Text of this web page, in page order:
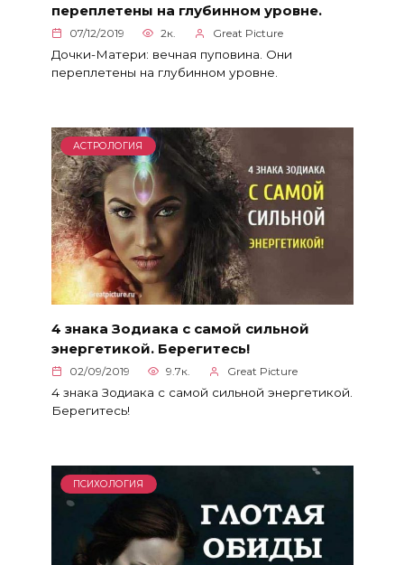
переплетены на глубинном уровне.
07/12/2019 2к. Great Picture
Дочки-Матери: вечная пуповина. Они
переплетены на глубинном уровне.
АСТРОЛОГИЯ
4 знака Зодиака с самой сильной
энергетикой. Берегитесь!
02/09/2019 9.7к. Great Picture
4 знака Зодиака с самой сильной энергетикой.
Берегитесь!
ПСИХОЛОГИЯ